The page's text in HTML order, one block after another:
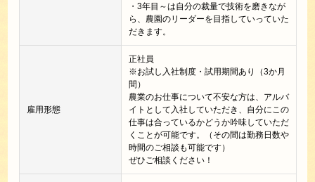
・3年目～は自分の裁量で技術を磨きなが
ら、農園のリーダーを目指していっていた
だきます。
雇用形態
正社員
※お試し入社制度・試用期間あり（3か月
間）
農業のお仕事について不安な方は、アルバ
イトとして入社していただき、自分にこの
仕事は合っているかどうか吟味していただ
くことが可能です。（その間は勤務日数や
時間のご相談も可能です）
ぜひご相談ください！